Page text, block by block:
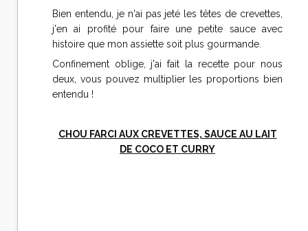
Bien entendu, je n'ai pas jeté les têtes de crevettes,
j'en ai profité pour faire une petite sauce avec
histoire que mon assiette soit plus gourmande.
Confinement oblige, j'ai fait la recette pour nous
deux, vous pouvez multiplier les proportions bien
entendu !
CHOU FARCI AUX CREVETTES, SAUCE AU LAIT
DE COCO ET CURRY